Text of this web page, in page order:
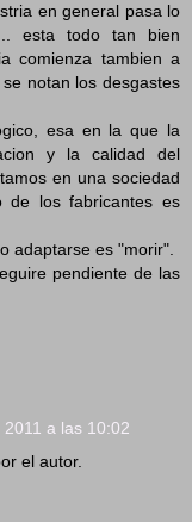
en general pasa lo
esta todo tan bien
comienza tambien a
notan los desgastes
esa en la que la
y la calidad del
en una sociedad
de los fabricantes es
adaptarse es "morir".
pendiente de las
a las 10:02
el autor.